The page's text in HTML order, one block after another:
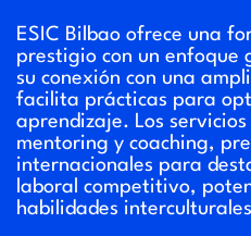
ESIC Bilbao ofrece una
prestigio con un enfoque
su conexión con una
facilita prácticas para
aprendizaje. Los
mentoring y coaching,
internacionales para
laboral competitivo,
habilidades